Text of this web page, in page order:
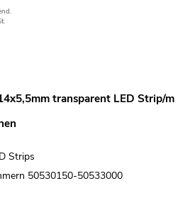
transparent LED Strip/m
Strips
50530150-50533000